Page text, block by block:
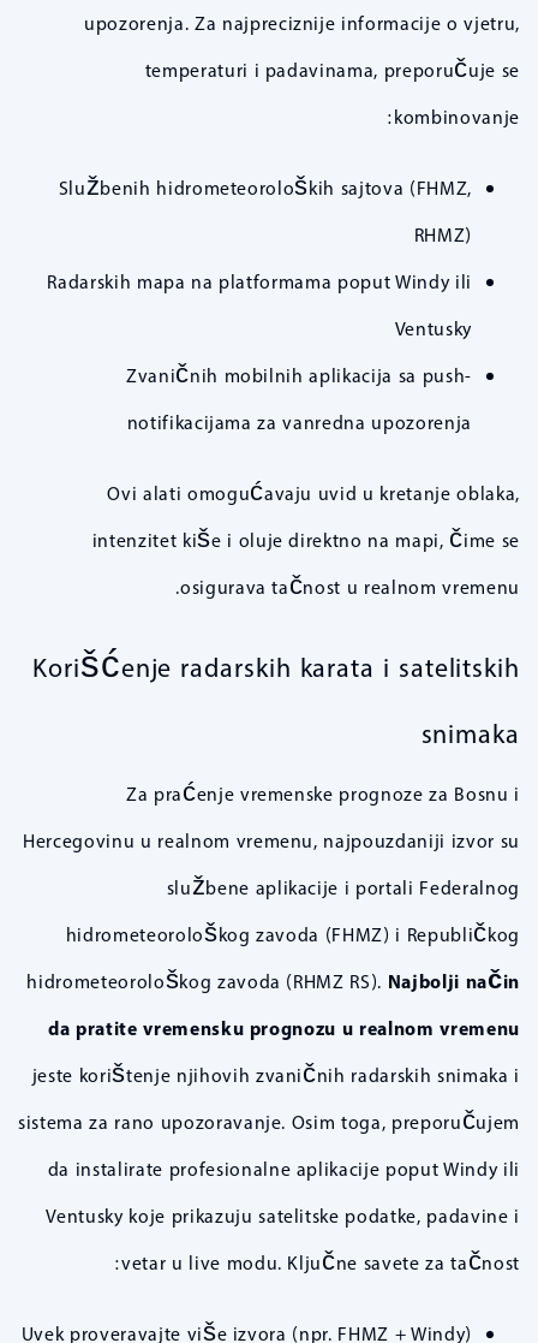
upozorenja. Za najpreciznije informacije o vjetru,
temperaturi i padavinama, preporučuje se
kombinovanje:
Službenih hidrometeoroloških sajtova (FHMZ,
RHMZ)
Radarskih mapa na platformama poput Windy ili
Ventusky
Zvaničnih mobilnih aplikacija sa push-
notifikacijama za vanredna upozorenja
Ovi alati omogućavaju uvid u kretanje oblaka,
intenzitet kiše i oluje direktno na mapi, čime se
osigurava tačnost u realnom vremenu.
Korišćenje radarskih karata i satelitskih
snimaka
Za praćenje vremenske prognoze za Bosnu i
Hercegovinu u realnom vremenu, najpouzdaniji izvor su
službene aplikacije i portali Federalnog
hidrometeorološkog zavoda (FHMZ) i Republičkog
hidrometeorološkog zavoda (RHMZ RS). Najbolji način
da pratite vremensku prognozu u realnom vremenu
jeste korištenje njihovih zvaničnih radarskih snimaka i
sistema za rano upozoravanje. Osim toga, preporučujem
da instalirate profesionalne aplikacije poput Windy ili
Ventusky koje prikazuju satelitske podatke, padavine i
vetar u live modu. Ključne savete za tačnost:
Uvek proveravajte više izvora (npr. FHMZ + Windy)